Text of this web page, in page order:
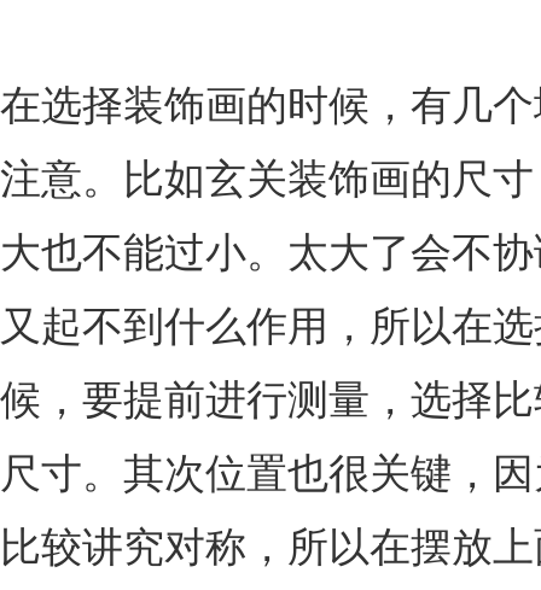
在选择装饰画的时候，有几
注意。比如玄关装饰画的尺
大也不能过小。太大了会不
又起不到什么作用，所以在
候，要提前进行测量，选择
尺寸。其次位置也很关键，
比较讲究对称，所以在摆放